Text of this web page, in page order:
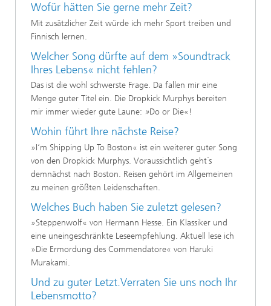
Wofür hätten Sie gerne mehr Zeit?
Mit zusätzlicher Zeit würde ich mehr Sport treiben und
Finnisch lernen.
Welcher Song dürfte auf dem »Soundtrack
Ihres Lebens« nicht fehlen?
Das ist die wohl schwerste Frage. Da fallen mir eine
Menge guter Titel ein. Die Dropkick Murphys bereiten
mir immer wieder gute Laune: »Do or Die«!
Wohin führt Ihre nächste Reise?
»I‘m Shipping Up To Boston« ist ein weiterer guter Song
von den Dropkick Murphys. Voraussichtlich geht´s
demnächst nach Boston. Reisen gehört im Allgemeinen
zu meinen größten Leidenschaften.
Welches Buch haben Sie zuletzt gelesen?
»Steppenwolf« von Hermann Hesse. Ein Klassiker und
eine uneingeschränkte Leseempfehlung. Aktuell lese ich
»Die Ermordung des Commendatore« von Haruki
Murakami.
Und zu guter Letzt.Verraten Sie uns noch Ihr
Lebensmotto?